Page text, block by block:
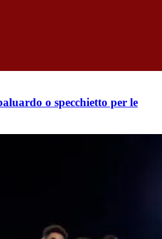
o specchietto per le